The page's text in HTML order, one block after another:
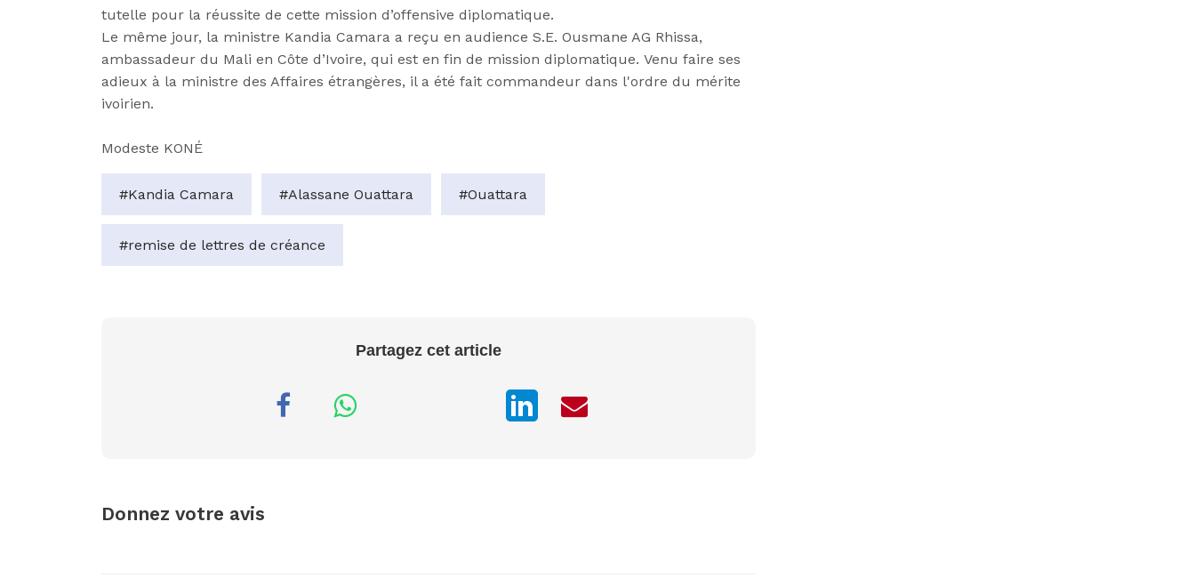
tutelle pour la réussite de cette mission d’offensive diplomatique.
Le même jour, la ministre Kandia Camara a reçu en audience S.E. Ousmane AG Rhissa,
ambassadeur du Mali en Côte d’Ivoire, qui est en fin de mission diplomatique. Venu faire ses
adieux à la ministre des Affaires étrangères, il a été fait commandeur dans l'ordre du mérite
ivoirien.
Modeste KONÉ
#Kandia Camara #Alassane Ouattara #Ouattara
#remise de lettres de créance
Partagez cet article
Donnez votre avis